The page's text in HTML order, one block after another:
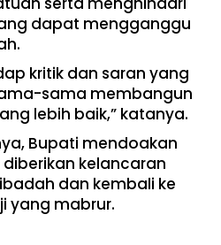
dapat mengganggu
kritik dan saran yang
sama membangun
lebih baik,” katanya.
Bupati mendoakan
kelancaran
dan kembali ke
yang mabrur.